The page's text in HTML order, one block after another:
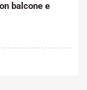
balcone e